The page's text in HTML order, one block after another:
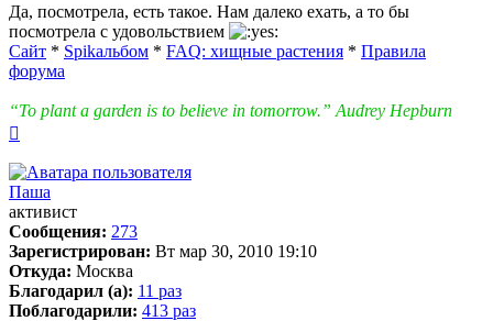
Да, посмотрела, есть такое. Нам далеко ехать, а то бы
посмотрела с удовольствием
Сайт * Spikальбом * FAQ: хищные растения * Правила
форума
“To plant a garden is to believe in tomorrow.” Audrey Hepburn
началу
Паша
активист
Сообщения: 273
Зарегистрирован: Вт мар 30, 2010 19:10
Откуда: Москва
Благодарил (а): 11 раз
Поблагодарили: 413 раз